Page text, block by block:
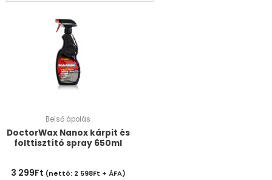
Belső ápolás
DoctorWax Nanox kárpit és
folttisztító spray 650ml
3 299Ft (nettó: 2 598Ft + ÁFA)